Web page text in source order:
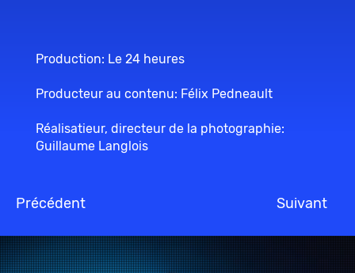
Production: Le 24 heures
Producteur au contenu: Félix Pedneault
Réalisatieur, directeur de la photographie:
Guillaume Langlois
Précédent Suivant